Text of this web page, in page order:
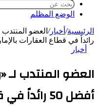
الوضع المظلم
الرئيسية/ أخبار/
رائداً في قطاع العقارات
أخبار
العضو المنتدب لـ
أفضل 50 رائداً في قطاع العقارات بالإمارات